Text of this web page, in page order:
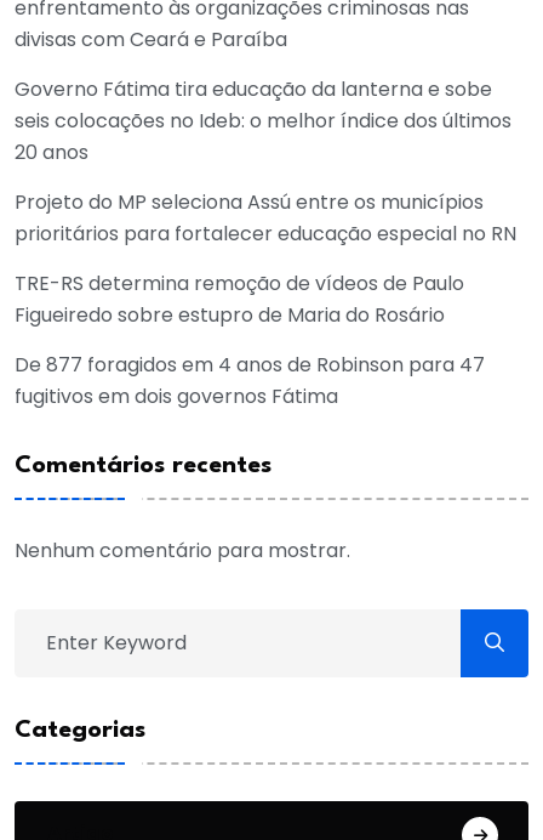
enfrentamento às organizações criminosas nas
divisas com Ceará e Paraíba
Governo Fátima tira educação da lanterna e sobe
seis colocações no Ideb: o melhor índice dos últimos
20 anos
Projeto do MP seleciona Assú entre os municípios
prioritários para fortalecer educação especial no RN
TRE-RS determina remoção de vídeos de Paulo
Figueiredo sobre estupro de Maria do Rosário
De 877 foragidos em 4 anos de Robinson para 47
fugitivos em dois governos Fátima
Comentários recentes
Nenhum comentário para mostrar.
Categorias